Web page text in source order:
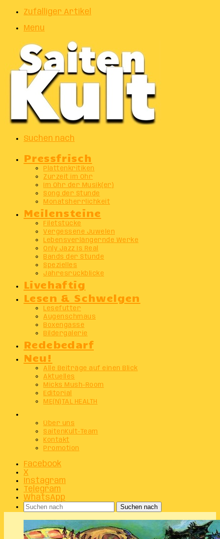
Zufälliger Artikel
Menu
Suchen nach
Pressfrisch
Plattenkritiken
Zurzeit im Ohr
Im Ohr der Musik(er)
Song der Stunde
Monatsherrlichkeit
Meilensteine
Filetstücke
Vergessene Juwelen
Lebensverlängernde Werke
Only Jazz Is Real
Bands der Stunde
Spezielles
Jahresrückblicke
Livehaftig
Lesen & Schwelgen
Lesefutter
Augenschmaus
Boxengasse
Bildergalerie
Redebedarf
Neu!
Alle Beiträge auf einen Blick
Aktuelles
Micks Mush-Room
Editorial
ME(N)TAL HEALTH
Über uns
SaitenKult-Team
Kontakt
Promotion
Facebook
X
Instagram
Telegram
WhatsApp
Suchen nach